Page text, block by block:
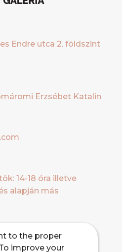
to the proper
improve your
Endre utca 2. földszint
Erzsébet Katalin
14-18 óra illetve
alapján más